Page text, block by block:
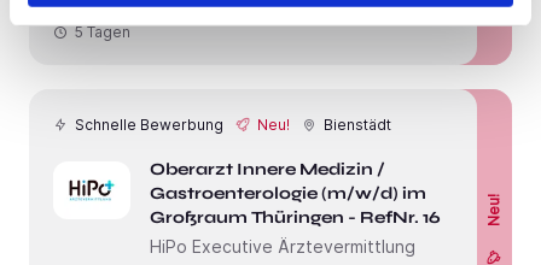
5 Tagen
Schnelle Bewerbung Neu! Bienstädt
Oberarzt Innere Medizin /
Gastroenterologie (m/w/d) im
Großraum Thüringen - RefNr. 16277
HiPo Executive Ärztevermittlung
Neu!